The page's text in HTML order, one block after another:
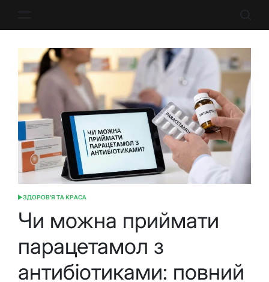
ОПУБЛІКУВАТИ
ЗДОРОВ'Я ТА КРАСА
Чи можна приймати
парацетамол з
антибіотиками: повний